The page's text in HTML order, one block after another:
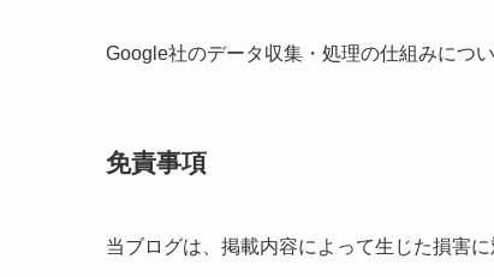
Google社のデータ収集・処理の仕組みについ
免責事項
当ブログは、掲載内容によって生じた損害